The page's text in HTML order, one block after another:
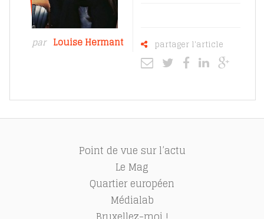
par Louise Hermant partager l'article
Point de vue sur l’actu
Le Mag
Quartier européen
Médialab